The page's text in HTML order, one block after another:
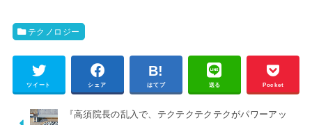
テクノロジー
ツイート シェア はてブ 送る Pocket
『高須院長の乱入で、テクテクテクテクがパワーアッ